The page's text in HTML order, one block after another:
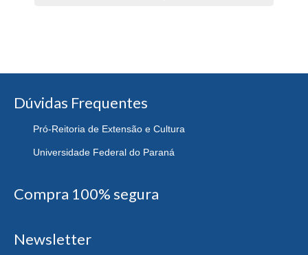
Dúvidas Frequentes
Pró-Reitoria de Extensão e Cultura
Universidade Federal do Paraná
Compra 100% segura
Newsletter